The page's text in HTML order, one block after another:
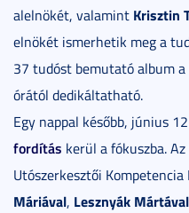
alelnökét, valamint Krisztin
elnökét ismerhetik meg a
37 tudóst bemutató album
órától dedikáltatható.
Egy nappal később, június
fordítás kerül a fókuszba.
Utószerkesztői
Máriával, Lesznyák Mártával